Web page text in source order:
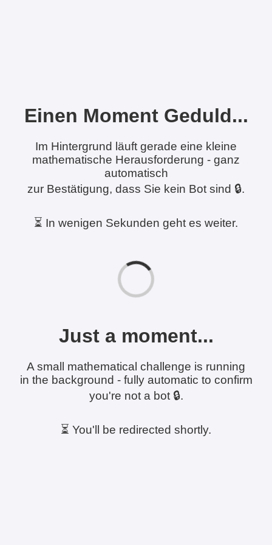
Einen Moment Geduld...
Im Hintergrund läuft gerade eine kleine
mathematische Herausforderung - ganz
automatisch
zur Bestätigung, dass Sie kein Bot sind 🔒.
⏳ In wenigen Sekunden geht es weiter.
Just a moment...
A small mathematical challenge is running
in the background - fully automatic to confirm
you're not a bot 🔒.
⏳ You'll be redirected shortly.